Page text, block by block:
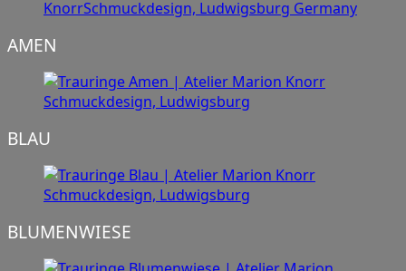
AMEN
BLAU
BLUMENWIESE